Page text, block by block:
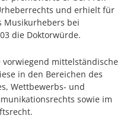
und erhielt für
Musikurhebers bei
die Doktorwürde.
vorwiegend mittelständische
in den Bereichen des
Wettbewerbs- und
sowie im